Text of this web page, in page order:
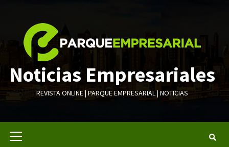
contenido
Noticias Empresariales
REVISTA ONLINE | PARQUE EMPRESARIAL | NOTICIAS